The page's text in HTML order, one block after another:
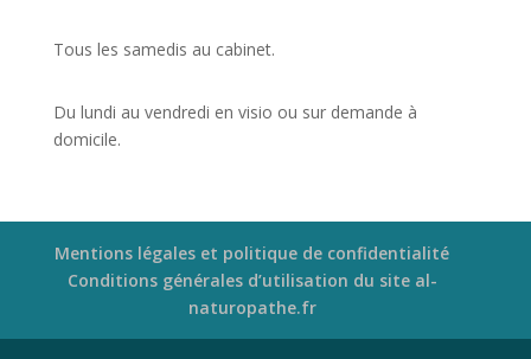
Tous les samedis au cabinet.
Du lundi au vendredi en visio ou sur demande à
domicile.
Mentions légales et politique de confidentialité
Conditions générales d’utilisation du site al-
naturopathe.fr